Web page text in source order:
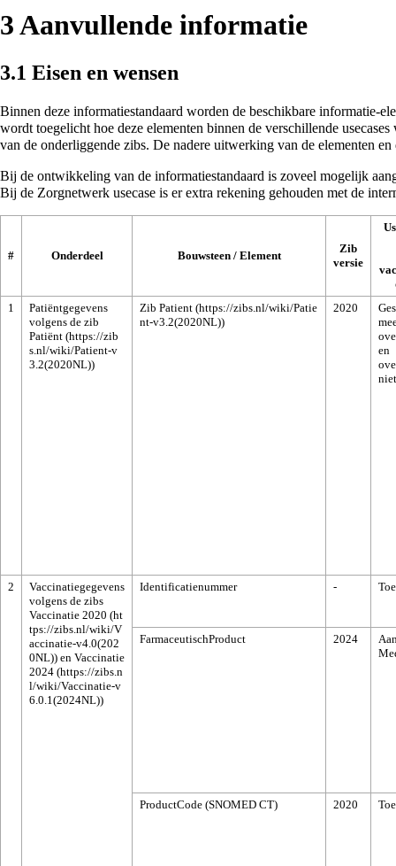
3Aanvullende informatie
3.1 Eisen en wensen
Binnen deze informatiestandaard worden de beschikbare informatie-
wordt toegelicht hoe deze elementen binnen de verschillende
van de onderliggende zibs. De nadere uitwerking van de elementen
Bij de ontwikkeling van de informatiestandaard is zoveel mogelijk
Bij de Zorgnetwerk usecase is er extra rekening gehouden met de
# Onderdeel Bouwsteen / Element
Zib
versie
1
Patiëntgegevens
volgens de zib
Patiënt
Zib Patient 2020
en
2
Vaccinatiegegevens
volgens de zibs
Vaccinatie 2020
en Vaccinatie
2024
Identificatienummer -
FarmaceutischProduct 2024
ProductCode (SNOMED CT) 2020